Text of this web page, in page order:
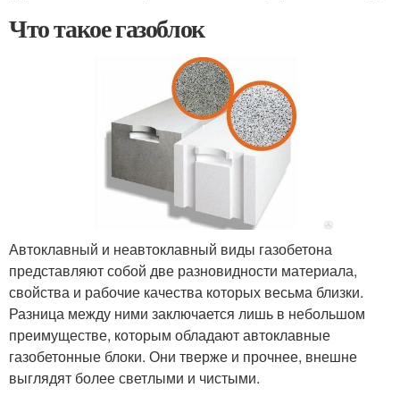
Что такое газоблок
Автоклавный и неавтоклавный виды газобетона
представляют собой две разновидности материала,
свойства и рабочие качества которых весьма близки.
Разница между ними заключается лишь в небольшом
преимуществе, которым обладают автоклавные
газобетонные блоки. Они тверже и прочнее, внешне
выглядят более светлыми и чистыми.